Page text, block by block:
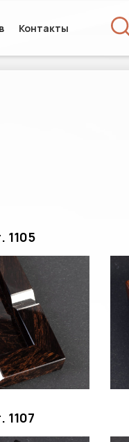
Контакты
1105
1107